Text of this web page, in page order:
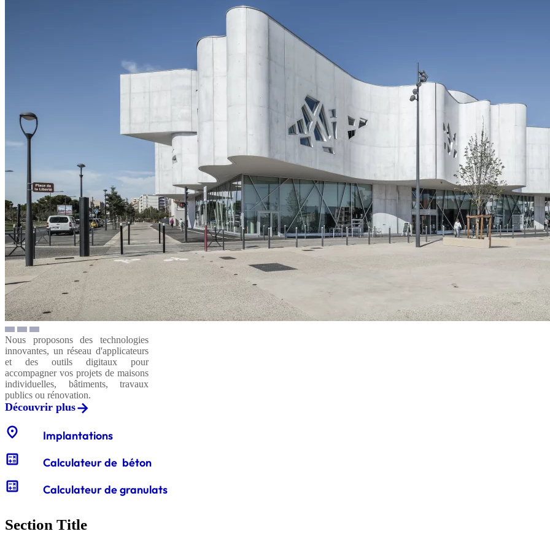
Nous proposons des technologies
innovantes, un réseau d'applicateurs
et des outils digitaux pour
accompagner vos projets de maisons
individuelles, bâtiments, travaux
publics ou rénovation.
Découvrir plus
location_on Implantations
calculate Calculateur de béton
calculate Calculateur de granulats
Section Title